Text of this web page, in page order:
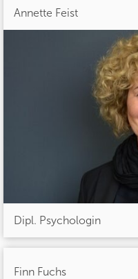
Annette Feist
Dipl. Psychologin
Finn Fuchs